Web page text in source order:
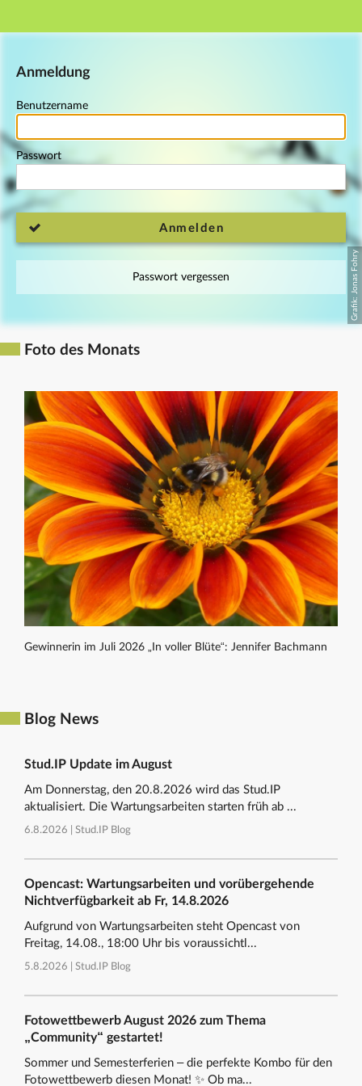
Hauptnavigation
Anmeldung
Benutzername
Passwort
Anmelden
Passwort vergessen
Foto des Monats
Gewinnerin im Juli 2026 „In voller Blüte“: Jennifer Bachmann
Blog News
Stud.IP Update im August
Am Donnerstag, den 20.8.2026 wird das Stud.IP
aktualisiert. Die Wartungsarbeiten starten früh ab ...
6.8.2026 | Stud.IP Blog
Opencast: Wartungsarbeiten und vorübergehende
Nichtverfügbarkeit ab Fr, 14.8.2026
Aufgrund von Wartungsarbeiten steht Opencast von
Freitag, 14.08., 18:00 Uhr bis voraussichtl...
5.8.2026 | Stud.IP Blog
Fotowettbewerb August 2026 zum Thema
„Community“ gestartet!
Sommer und Semesterferien – die perfekte Kombo für den
Fotowettbewerb diesen Monat! ✨ Ob ma...